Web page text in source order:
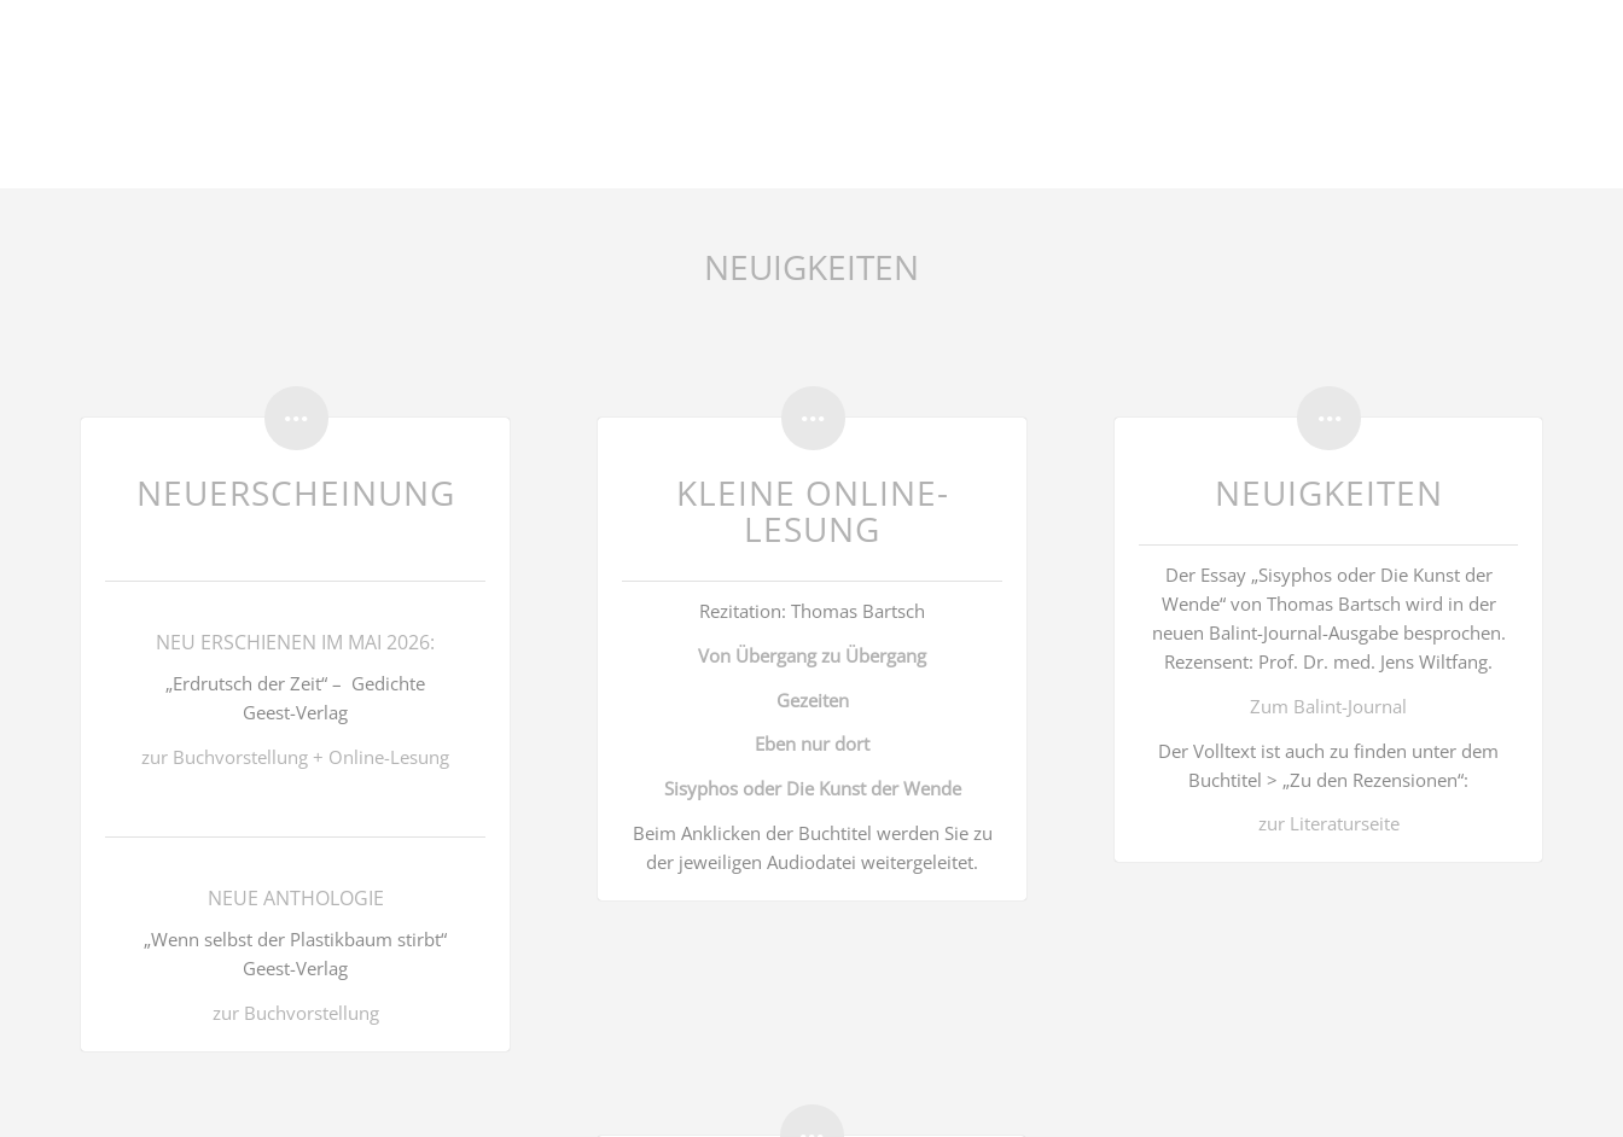
NEUIGKEITEN
NEUERSCHEINUNG
NEU ERSCHIENEN IM MAI 2026:
„Erdrutsch der Zeit“ – Gedichte
Geest-Verlag
zur Buchvorstellung + Online-Lesung
NEUE ANTHOLOGIE
„Wenn selbst der Plastikbaum stirbt“
Geest-Verlag
zur Buchvorstellung
KLEINE ONLINE-
LESUNG
Rezitation: Thomas Bartsch
Von Übergang zu Übergang
Gezeiten
Eben nur dort
Sisyphos oder Die Kunst der Wende
Beim Anklicken der Buchtitel werden Sie zu
der jeweiligen Audiodatei weitergeleitet.
NEUIGKEITEN
Der Essay „Sisyphos oder Die Kunst der
Wende“ von Thomas Bartsch wird in der
neuen Balint-Journal-Ausgabe besprochen.
Rezensent: Prof. Dr. med. Jens Wiltfang.
Zum Balint-Journal
Der Volltext ist auch zu finden unter dem
Buchtitel > „Zu den Rezensionen“:
zur Literaturseite